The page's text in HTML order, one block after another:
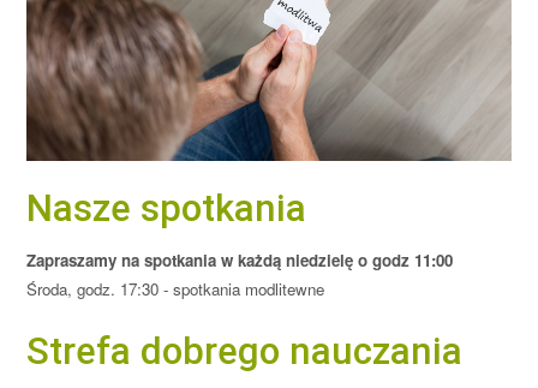
Nasze spotkania
Zapraszamy na spotkania w każdą niedzielę o godz 11:00
Środa, godz. 17:30 - spotkania modlitewne
Strefa dobrego nauczania